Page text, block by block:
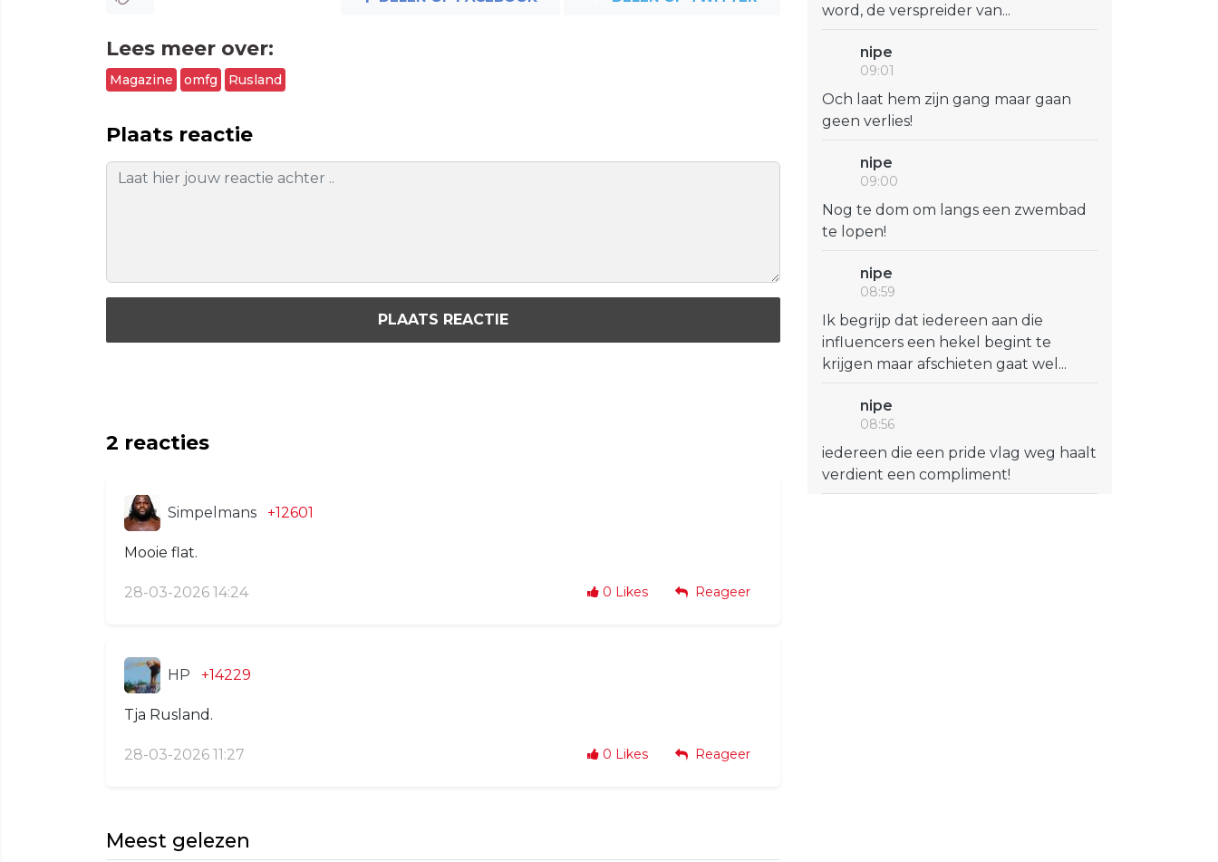
Lees meer over:
Magazine omfg Rusland
Plaats reactie
PLAATS REACTIE
2 reacties
Simpelmans +12601
Mooie flat.
28-03-2026 14:24 0 Likes Reageer
HP +14229
Tja Rusland.
28-03-2026 11:27 0 Likes Reageer
Meest gelezen
word, de verspreider van...
nipe
09:01
Och laat hem zijn gang maar gaan
geen verlies!
nipe
09:00
Nog te dom om langs een zwembad
te lopen!
nipe
08:59
Ik begrijp dat iedereen aan die
influencers een hekel begint te
krijgen maar afschieten gaat wel...
nipe
08:56
iedereen die een pride vlag weg haalt
verdient een compliment!